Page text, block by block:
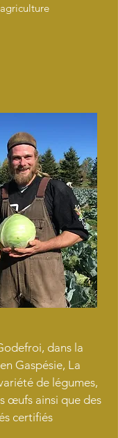
dans la
Gaspésie, La
de légumes,
œufs ainsi que des
certifiés